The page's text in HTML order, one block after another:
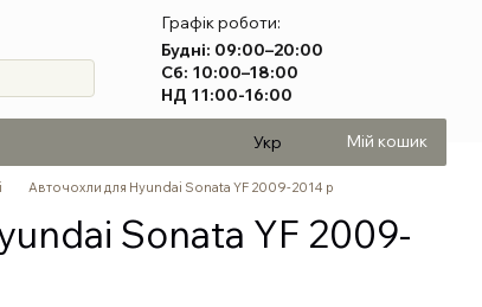
Графік роботи:
Будні: 09:00–20:00
Сб: 10:00–18:00
НД 11:00-16:00
Укр Мій кошик
Авточохли для Hyundai Sonata YF 2009-2014 р
Sonata YF 2009-